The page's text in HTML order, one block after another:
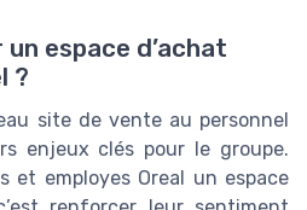
espace d’achat
?
site de vente au personnel
enjeux clés pour le groupe.
et employes Oreal un espace